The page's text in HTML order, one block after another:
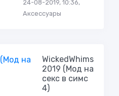
24-08-2019, 10:36,
Аксессуары
WickedWhims
2019 (Мод на
секс в симс
4)